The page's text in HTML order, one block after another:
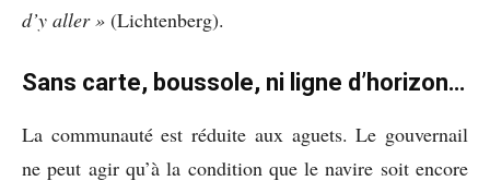
d’y aller » (Lichtenberg).
Sans carte, boussole, ni ligne d’horizon…
La communauté est réduite aux aguets. Le gouvernail
ne peut agir qu’à la condition que le navire soit encore